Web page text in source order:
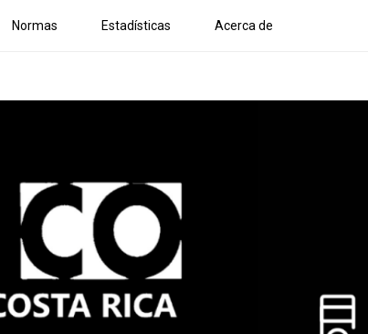
Normas Estadísticas Acerca de